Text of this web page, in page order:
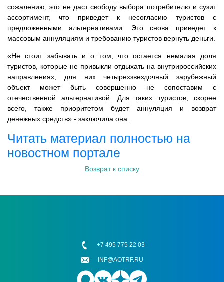
сожалению, это не даст свободу выбора потребителю и сузит
ассортимент, что приведет к несогласию туристов с
предложенными альтернативами. Это снова приведет к
массовым аннуляциям и требованию туристов вернуть деньги.
«Не стоит забывать и о том, что остается немалая доля
туристов, которые не привыкли отдыхать на внутрироссийских
направлениях, для них четырехзвездочный зарубежный
объект может быть совершенно не сопоставим с
отечественной альтернативой. Для таких туристов, скорее
всего, также приоритетом будет аннуляция и возврат
денежных средств» - заключила она.
Читать материал полностью на
новостном портале
Возврат к списку
+7 495 775 22 03
INF@AOTRF.RU